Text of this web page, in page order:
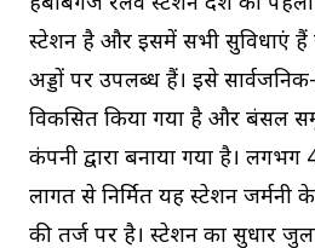
स्टेशन है और इसमें सभी सुविधाएं हैं
अड्डों पर उपलब्ध हैं। इसे
विकसित किया गया है और बंसल
कंपनी द्वारा बनाया गया है।
लागत से निर्मित यह स्टेशन जर्मनी
की तर्ज पर है। स्टेशन का सुधार